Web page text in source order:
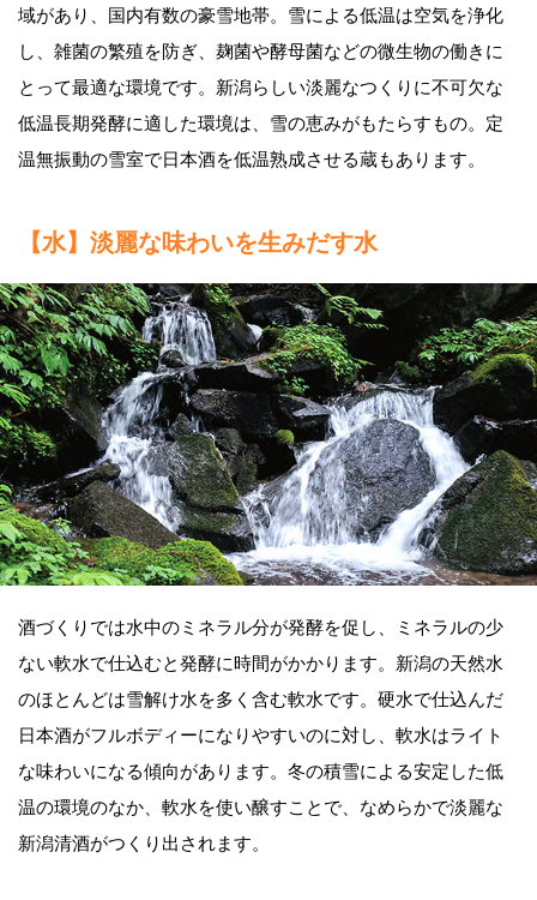
域があり、国内有数の豪雪地帯。雪による低温は空気を浄化
し、雑菌の繁殖を防ぎ、麹菌や酵母菌などの微生物の働きに
とって最適な環境です。新潟らしい淡麗なつくりに不可欠な
低温長期発酵に適した環境は、雪の恵みがもたらすもの。定
温無振動の雪室で日本酒を低温熟成させる蔵もあります。
【水】淡麗な味わいを生みだす水
酒づくりでは水中のミネラル分が発酵を促し、ミネラルの少
ない軟水で仕込むと発酵に時間がかかります。新潟の天然水
のほとんどは雪解け水を多く含む軟水です。硬水で仕込んだ
日本酒がフルボディーになりやすいのに対し、軟水はライト
な味わいになる傾向があります。冬の積雪による安定した低
温の環境のなか、軟水を使い醸すことで、なめらかで淡麗な
新潟清酒がつくり出されます。